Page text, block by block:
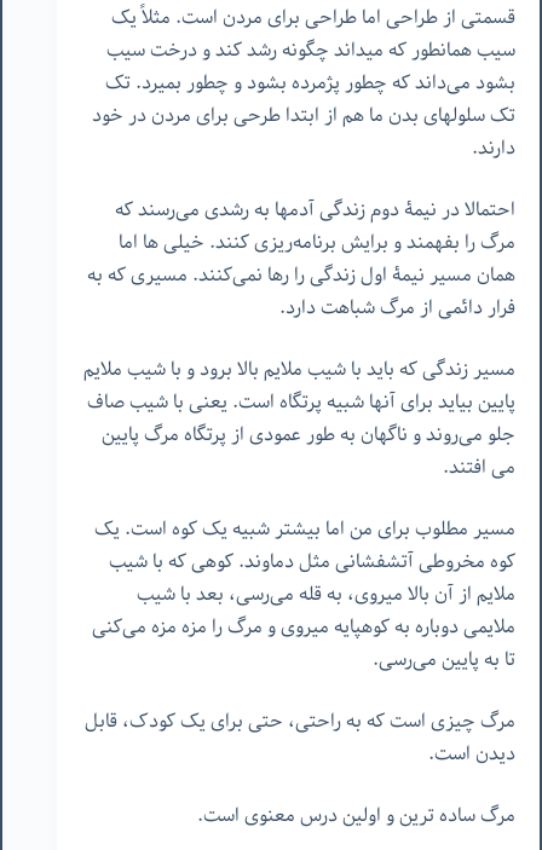
قسمتی از طراحی اما طراحی برای مردن است. مثلاً یک
سیب همانطور که میداند چگونه رشد کند و درخت سیب
بشود می‌داند که چطور پژمرده بشود و چطور بمیرد. تک
تک سلولهای بدن ما هم از ابتدا طرحی برای مردن در خود
دارند.
احتمالا در نیمۀ دوم زندگی آدمها به رشدی می‌رسند که
مرگ را بفهمند و برایش برنامه‌ریزی کنند. خیلی ها اما
همان مسیر نیمۀ اول زندگی را رها نمی‌کنند. مسیری که به
فرار دائمی از مرگ شباهت دارد.
مسیر زندگی که باید با شیب ملایم بالا برود و با شیب ملایم
پایین بیاید برای آنها شبیه پرتگاه است. یعنی با شیب صاف
جلو می‌روند و ناگهان به طور عمودی از پرتگاه مرگ پایین
می افتند.
مسیر مطلوب برای من اما بیشتر شبیه یک کوه است. یک
کوه مخروطی آتشفشانی مثل دماوند. کوهی که با شیب
ملایم از آن بالا میروی، به قله می‌رسی، بعد با شیب
ملایمی دوباره به کوهپایه میروی و مرگ را مزه مزه می‌کنی
تا به پایین می‌رسی.
مرگ چیزی است که به راحتی، حتی برای یک کودک، قابل
دیدن است.
مرگ ساده ترین و اولین درس معنوی است.